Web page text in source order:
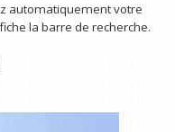
automatiquement votre
la barre de recherche.